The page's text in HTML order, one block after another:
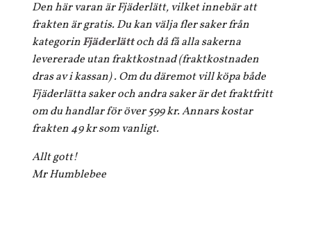
Den här varan är Fjäderlätt, vilket innebär att
frakten är gratis. Du kan välja fler saker från
kategorinFjäderlättoch då få alla sakerna
levererade utan fraktkostnad (fraktkostnaden
dras av i kassan) . Om du däremot vill köpa både
Fjäderlätta saker och andra saker är det fraktfritt
om du handlar för över 599 kr. Annars kostar
frakten 49 kr som vanligt.
Allt gott!
Mr Humblebee